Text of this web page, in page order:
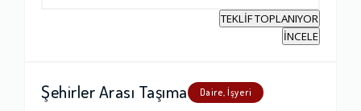
TEKLİF TOPLANIYOR
İNCELE
Şehirler Arası Taşıma Daire, İşyeri
1.0